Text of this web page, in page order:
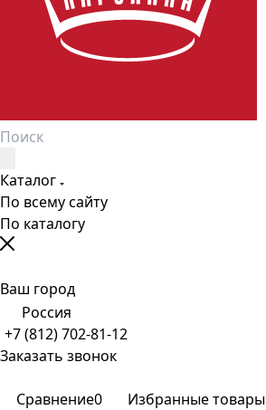
Каталог
По всему сайту
По каталогу
Ваш город
Россия
+7 (812) 702-81-12
Заказать звонок
Сравнение0 Избранные товары